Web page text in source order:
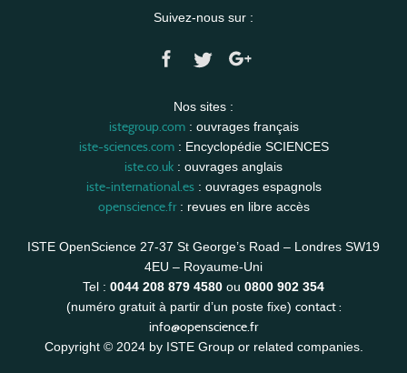
Suivez-nous sur :
Nos sites :
istegroup.com: ouvrages français
iste-sciences.com: Encyclopédie SCIENCES
iste.co.uk : ouvrages anglais
iste-international.es: ouvrages espagnols
openscience.fr: revues en libre accès
ISTE OpenScience 27-37 St George’s Road – Londres SW19
4EU – Royaume-Uni
Tel : 0044 208 879 4580 ou 0800 902 354
(numéro gratuit à partir d’un poste fixe) contact :
info@openscience.fr
Copyright © 2024 by ISTE Group or related companies.